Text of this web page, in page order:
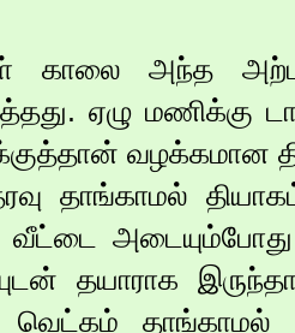
காலை அந்த
ஏழு மணிக்கு
வழக்கமான
தாங்காமல்
வீட்டை
தயாராக
வெட்கம் தாங்காமல்